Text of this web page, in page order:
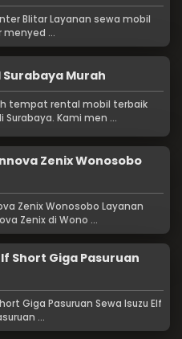
Blitar Layanan sewa mobil
menyed ...
Surabaya Murah
tempat rental mobil terbaik
Kami men ...
Zenix Wonosobo
Zenix Wonosobo Layanan
Zenix di Wono ...
Short Giga Pasuruan
Giga Pasuruan Sewa Isuzu Elf
...